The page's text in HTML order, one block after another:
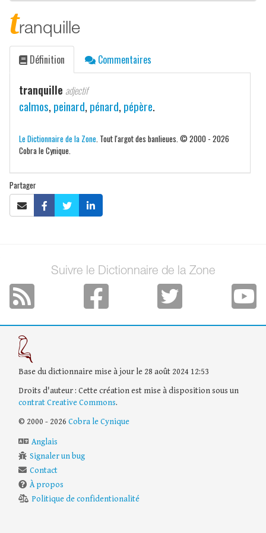
tranquille
Définition Commentaires
tranquille adjectif
calmos, peinard, pénard, pépère.
Le Dictionnaire de la Zone . Tout l'argot des banlieues. © 2000 - 2026
Cobra le Cynique.
Partager
Suivre le Dictionnaire de la Zone
Base du dictionnaire mise à jour le 28 août 2024 12:53
Droits d'auteur : Cette création est mise à disposition sous un
contrat Creative Commons.
© 2000 - 2026 Cobra le Cynique
Anglais
Signaler un bug
Contact
À propos
Politique de confidentionalité